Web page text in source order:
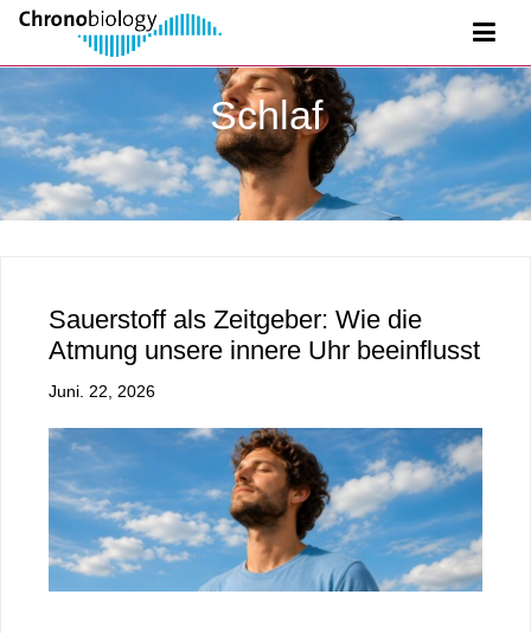
Schlaf
Sauerstoff als Zeitgeber: Wie die
Atmung unsere innere Uhr beeinflusst
Juni. 22, 2026